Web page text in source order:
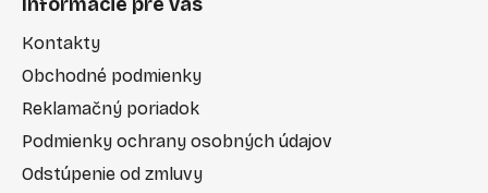
Kontakty
Obchodné podmienky
Reklamačný poriadok
Podmienky ochrany osobných údajov
Odstúpenie od zmluvy